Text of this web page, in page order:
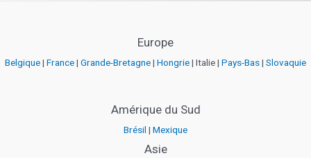
Europe
Belgique| France| Grande-Bretagne| Hongrie| Italie | Pays-Bas| Slovaquie
Amérique du Sud
Brésil | Mexique
Asie